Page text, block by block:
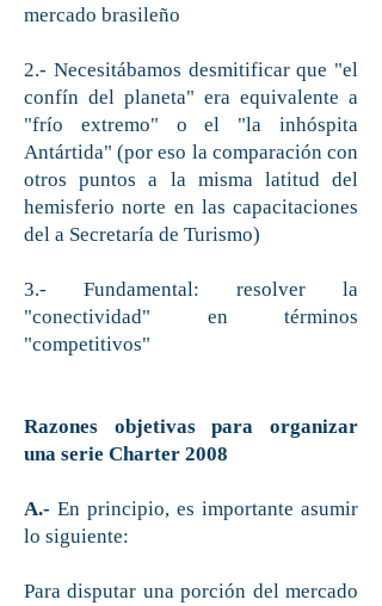
mercado brasileño
2.- Necesitábamos desmitificar que "el
confín del planeta" era equivalente a
"frío extremo" o el "la inhóspita
Antártida" (por eso la comparación con
otros puntos a la misma latitud del
hemisferio norte en las capacitaciones
del a Secretaría de Turismo)
3.- Fundamental: resolver la
"conectividad" en términos
"competitivos"
Razones objetivas para organizar
una serie Charter 2008
A.- En principio, es importante asumir
lo siguiente:
Para disputar una porción del mercado